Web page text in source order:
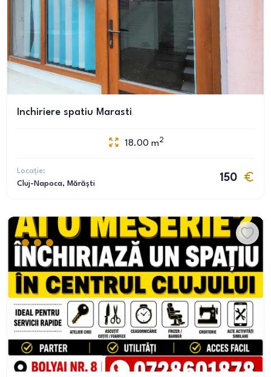
Inchiriere spatiu Marasti
18.00 m2
Locație:
Cluj-Napoca, Mărăști
150